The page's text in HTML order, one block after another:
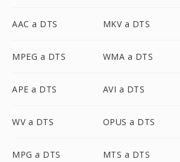
AAC a DTS MKV a DTS
MPEG a DTS WMA a DTS
APE a DTS AVI a DTS
WV a DTS OPUS a DTS
MPG a DTS MTS a DTS